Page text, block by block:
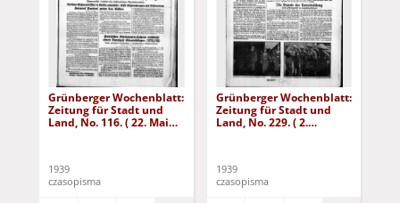
Grünberger Wochenblatt:
Zeitung für Stadt und
Land, No. 116. ( 22. Mai
1939
czasopisma
Grünberger Wochenblatt:
Zeitung für Stadt und
Land, No. 229. ( 2.
1939
czasopisma